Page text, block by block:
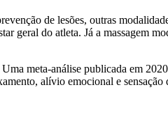
de lesões, outras
geral do atleta. Já a massagem
meta-análise publicada em
alívio emocional e